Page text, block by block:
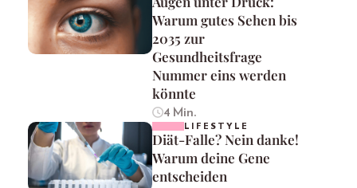
Warum gutes Sehen bis
2035 zur
Gesundheitsfrage
Nummer eins werden
könnte
4 Min.
LIFESTYLE
Diät-Falle? Nein danke!
Warum deine Gene
entscheiden